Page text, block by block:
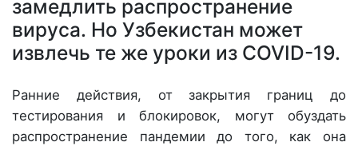
замедлить распространение
вируса. Но Узбекистан может
извлечь те же уроки из COVID-19.
Ранние действия, от закрытия границ до
тестирования и блокировок, могут обуздать
распространение пандемии до того, как она